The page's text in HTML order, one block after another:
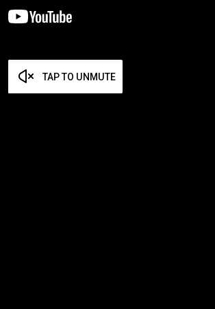
TAP TO UNMUTE